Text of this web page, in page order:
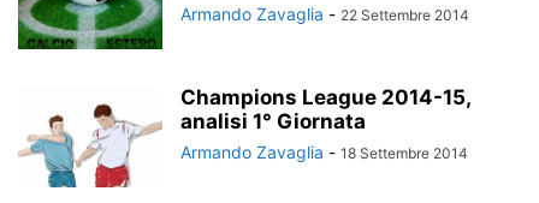
Armando Zavaglia - 22 Settembre 2014
Champions League 2014-15,
analisi 1° Giornata
Armando Zavaglia - 18 Settembre 2014